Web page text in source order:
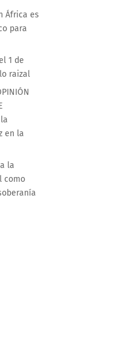
África es
para
1 de
raizal
en la
la
como